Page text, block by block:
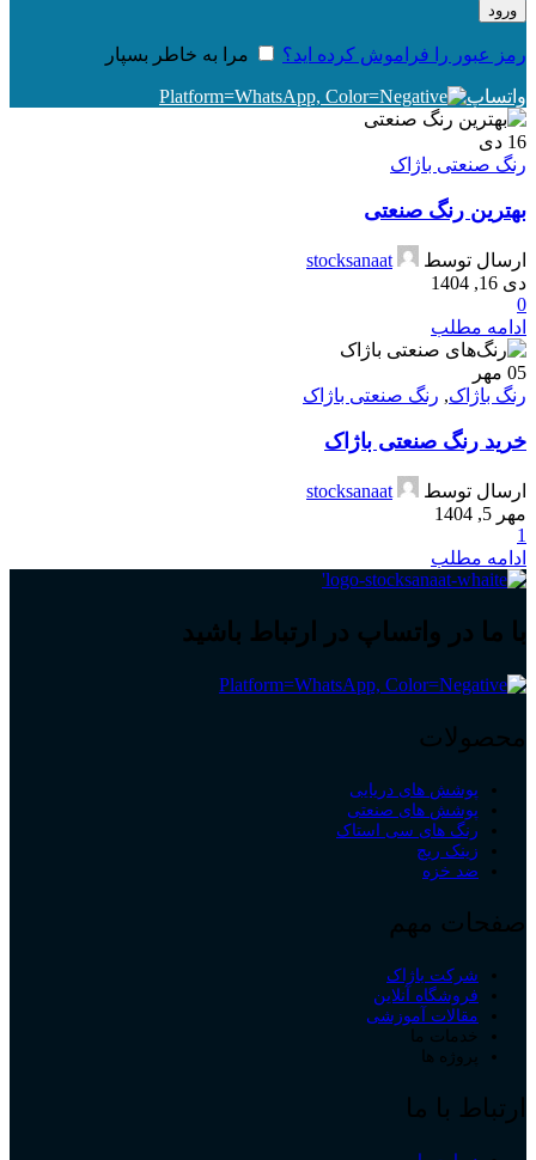
ورود
رمز عبور را فراموش کرده اید؟ مرا به خاطر بسپار
واتساپ
16 دی
رنگ صنعتی باژاک
بهترین رنگ صنعتی
ارسال توسط
stocksanaat
دی 16, 1404
0
ادامه مطلب
05 مهر
رنگ باژاک, رنگ صنعتی باژاک
خرید رنگ صنعتی باژاک
ارسال توسط
stocksanaat
مهر 5, 1404
1
ادامه مطلب
با ما در واتساپ در ارتباط باشید
محصولات
پوشش های دریایی
پوشش های صنعتی
رنگ های سی استاک
زینک ریچ
ضد خزه
صفحات مهم
شرکت باژاک
فروشگاه آنلاین
مقالات آموزشی
خدمات ما
پروژه ها
ارتباط با ما